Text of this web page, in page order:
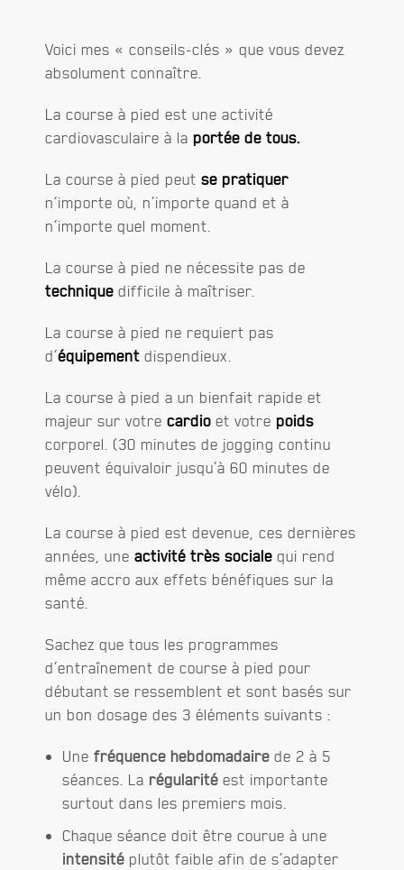
Voici mes « conseils-clés » que vous devez
absolument connaître.
La course à pied est une activité
cardiovasculaire à la portée de tous.
La course à pied peut se pratiquer
n’importe où, n’importe quand et à
n’importe quel moment.
La course à pied ne nécessite pas de
technique difficile à maîtriser.
La course à pied ne requiert pas
d’équipement dispendieux.
La course à pied a un bienfait rapide et
majeur sur votre cardio et votre poids
corporel. (30 minutes de jogging continu
peuvent équivaloir jusqu’à 60 minutes de
vélo).
La course à pied est devenue, ces dernières
années, une activité très sociale qui rend
même accro aux effets bénéfiques sur la
santé.
Sachez que tous les programmes
d’entraînement de course à pied pour
débutant se ressemblent et sont basés sur
un bon dosage des 3 éléments suivants :
Une fréquence hebdomadaire de 2 à 5
séances. La régularité est importante
surtout dans les premiers mois.
Chaque séance doit être courue à une
intensité plutôt faible afin de s’adapter